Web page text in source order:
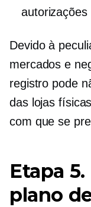
Devido à
mercados e
registro pode
das lojas
com que se
Etapa
plano